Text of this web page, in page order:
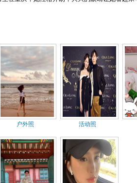
户外照 活动照